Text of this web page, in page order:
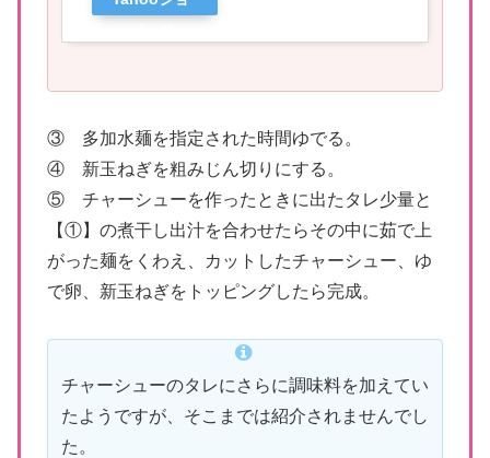
③ 多加水麺を指定された時間ゆでる。
④ 新玉ねぎを粗みじん切りにする。
⑤ チャーシューを作ったときに出たタレ少量と
【①】の煮干し出汁を合わせたらその中に茹で上
がった麺をくわえ、カットしたチャーシュー、ゆ
で卵、新玉ねぎをトッピングしたら完成。
チャーシューのタレにさらに調味料を加えてい
たようですが、そこまでは紹介されませんでし
た。